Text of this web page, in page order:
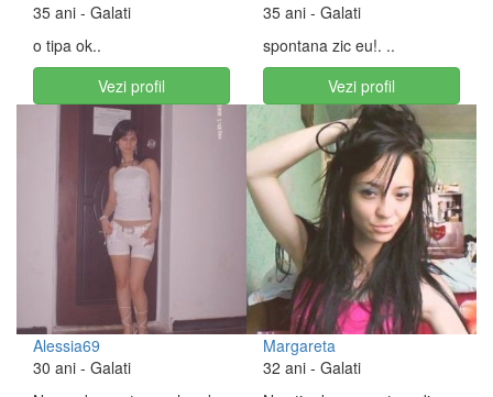
35 ani - Galati
o tipa ok..
Vezi profil
35 ani - Galati
spontana zic eu!. ..
Vezi profil
Alessia69
30 ani - Galati
Margareta
32 ani - Galati